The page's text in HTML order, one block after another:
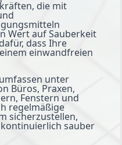
die mit
Wert auf Sauberkeit
dass Ihre
einwandfreien
unter
Büros, Praxen,
Fenstern und
regelmäßige
sicherzustellen,
sauber